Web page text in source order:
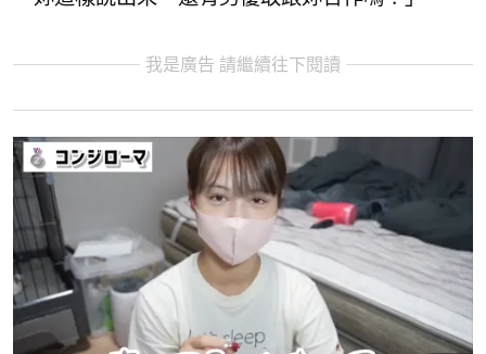
我是廣告 請繼續往下閱讀